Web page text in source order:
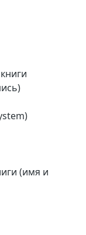
(имя и